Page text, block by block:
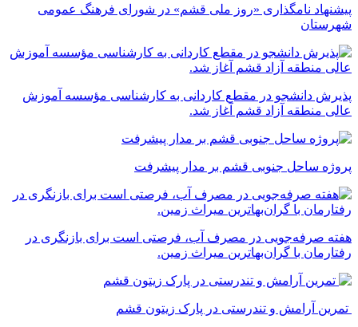
پیشنهاد نامگذاری «روز ملی قشم» در شورای فرهنگ عمومی
شهرستان
پذیرش دانشجو در مقطع کاردانی به کارشناسی مؤسسه آموزش
عالی منطقه آزاد قشم آغاز شد.
پروژه ساحل جنوبی قشم بر مدار پیشرفت
‌هفته صرفه‌جویی در مصرف آب، فرصتی است برای بازنگری در
رفتارمان با گران‌بهاترین میراث زمین.
تمرین آرامش و تندرستی در پارک زیتون قشم